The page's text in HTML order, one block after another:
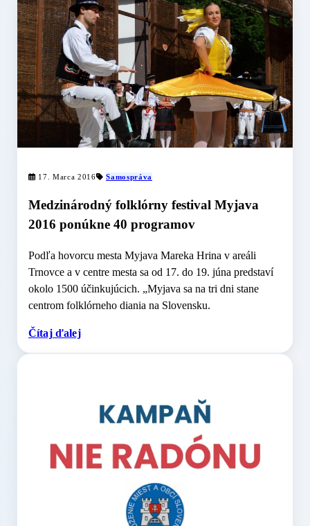
17. Marca 2016 Samospráva
Medzinárodný folklórny festival Myjava
2016 ponúkne 40 programov
Podľa hovorcu mesta Myjava Mareka Hrina v areáli
Trnovce a v centre mesta sa od 17. do 19. júna predstaví
okolo 1500 účinkujúcich. „Myjava sa na tri dni stane
centrom folklórneho diania na Slovensku.
Čítaj ďalej